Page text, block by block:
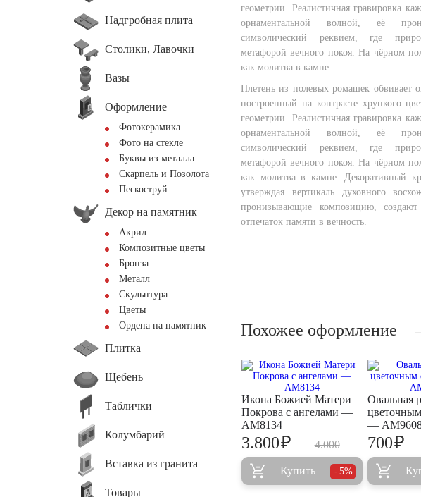
Надгробная плита
Столики, Лавочки
Вазы
Оформление
Фотокерамика
Фото на стекле
Буквы из металла
Скарпель и Позолота
Пескоструй
Декор на памятник
Акрил
Композитные цветы
Бронза
Металл
Скульптура
Цветы
Ордена на памятник
Плитка
Щебень
Таблички
Колумбарий
Вставка из гранита
Товары
геометрии. Реалистичная гравировка
орнаментальной волной, её
символический реквием, где
метафорой вечного покоя. На чёрном
как молитва в камне.
Плетень из полевых ромашек обвивает
построенный на контрасте хрупкого
геометрии. Реалистичная гравировка
орнаментальной волной, её
символический реквием, где
метафорой вечного покоя. На чёрном
как молитва в камне. Декоративный
утверждая вертикаль духовного
пронизывающие композицию,
отпечаток памяти в вечность.
Похожее оформление
Икона Божией Матери
Покрова с ангелами —
AM8134
4.000
3.800₽
Купить 5%
Овальная
—
700₽